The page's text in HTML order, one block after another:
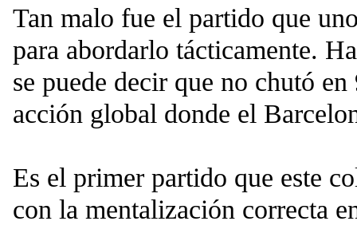
Tan malo fue el partido que
para abordarlo tácticamente.
se puede decir que no chutó
acción global donde el
Es el primer partido que este
con la mentalización correcta